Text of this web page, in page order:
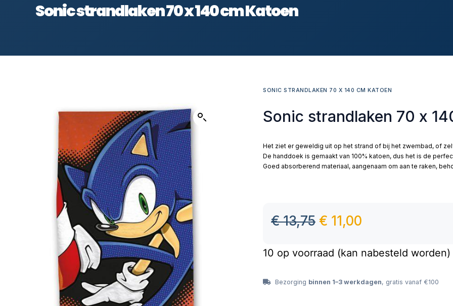
Sonic strandlaken 70 x 140 cm Katoen
SONIC STRANDLAKEN 70 X 140 CM KATOEN
Sonic strandlaken 70 x
Het ziet er geweldig uit op het strand of bij het zwembad, of
De handdoek is gemaakt van 100% katoen, dus het is de
Goed absorberend materiaal, aangenaam om aan te raken,
€13,75 € 11,00
10 op voorraad (kan nabesteld worden)
Bezorging binnen 1–3 werkdagen, gratis vanaf €100